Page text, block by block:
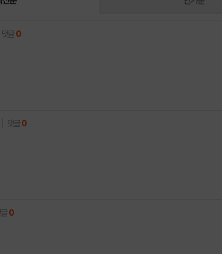
댓글 0
댓글 0
0